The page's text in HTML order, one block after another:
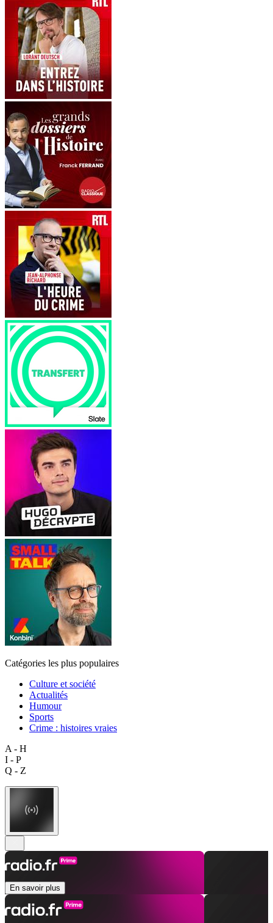
Catégories les plus populaires
Culture et société
Actualités
Humour
Sports
Crime : histoires vraies
A - H
I - P
Q - Z
En savoir plus